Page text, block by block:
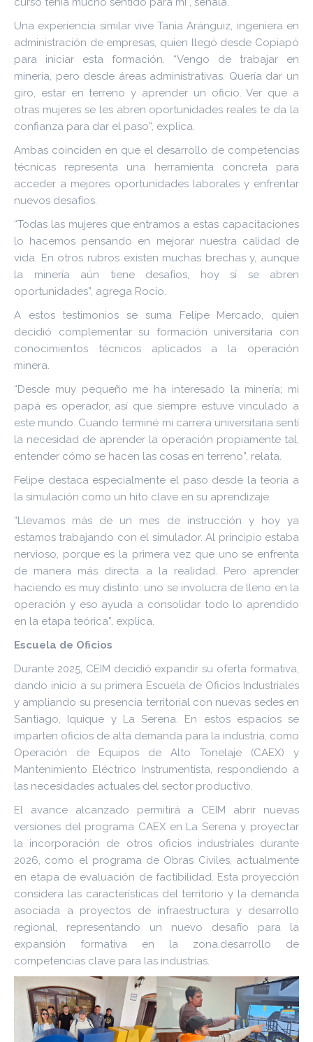
Una experiencia similar vive Tania Aránguiz, ingeniera en
administración de empresas, quien llegó desde Copiapó
para iniciar esta formación. “Vengo de trabajar en
minería, pero desde áreas administrativas. Quería dar un
giro, estar en terreno y aprender un oficio. Ver que a
otras mujeres se les abren oportunidades reales te da la
confianza para dar el paso”, explica.
Ambas coinciden en que el desarrollo de competencias
técnicas representa una herramienta concreta para
acceder a mejores oportunidades laborales y enfrentar
nuevos desafíos.
“Todas las mujeres que entramos a estas capacitaciones
lo hacemos pensando en mejorar nuestra calidad de
vida. En otros rubros existen muchas brechas y, aunque
la minería aún tiene desafíos, hoy sí se abren
oportunidades”, agrega Rocío.
A estos testimonios se suma Felipe Mercado, quien
decidió complementar su formación universitaria con
conocimientos técnicos aplicados a la operación
minera.
“Desde muy pequeño me ha interesado la minería; mi
papá es operador, así que siempre estuve vinculado a
este mundo. Cuando terminé mi carrera universitaria sentí
la necesidad de aprender la operación propiamente tal,
entender cómo se hacen las cosas en terreno”, relata.
Felipe destaca especialmente el paso desde la teoría a
la simulación como un hito clave en su aprendizaje.
“Llevamos más de un mes de instrucción y hoy ya
estamos trabajando con el simulador. Al principio estaba
nervioso, porque es la primera vez que uno se enfrenta
de manera más directa a la realidad. Pero aprender
haciendo es muy distinto: uno se involucra de lleno en la
operación y eso ayuda a consolidar todo lo aprendido
en la etapa teórica”, explica.
Escuela de Oficios
Durante 2025, CEIM decidió expandir su oferta formativa,
dando inicio a su primera Escuela de Oficios Industriales
y ampliando su presencia territorial con nuevas sedes en
Santiago, Iquique y La Serena. En estos espacios se
imparten oficios de alta demanda para la industria, como
Operación de Equipos de Alto Tonelaje (CAEX) y
Mantenimiento Eléctrico Instrumentista, respondiendo a
las necesidades actuales del sector productivo.
El avance alcanzado permitirá a CEIM abrir nuevas
versiones del programa CAEX en La Serena y proyectar
la incorporación de otros oficios industriales durante
2026, como el programa de Obras Civiles, actualmente
en etapa de evaluación de factibilidad. Esta proyección
considera las características del territorio y la demanda
asociada a proyectos de infraestructura y desarrollo
regional, representando un nuevo desafío para la
expansión formativa en la zona.desarrollo de
competencias clave para las industrias.